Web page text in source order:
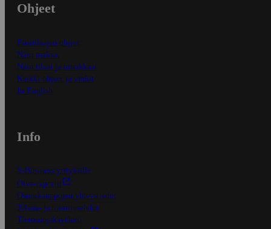
Ohjeet
Ensitilaajan ohjeet
Näin maksat
Näin tilaat ja muokkaat
Kaikki ohjeet ja vinkit
In English
Info
S-Business yrityksille
Oiva-raportit
Osuuskauppojen yhteystiedot
Tilaus- ja toimitusehdot
Tietosuojakäytäntö